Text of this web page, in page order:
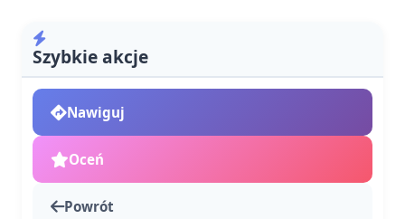
Szybkie akcje
Nawiguj
Oceń
Powrót